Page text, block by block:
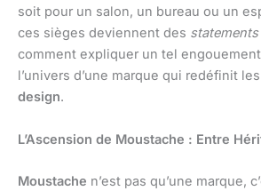
soit pour un salon, un bureau ou un
ces sièges deviennent des statements
comment expliquer un tel
l’univers d’une marque qui redéfinit
design.
L’Ascension de Moustache : Entre
Moustache n’est pas qu’une marque,